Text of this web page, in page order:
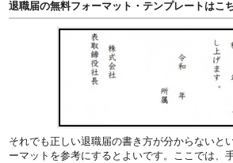
退職届の無料フォーマット・テンプレートはこ
それでも正しい退職届の書き方が分からないと
ーマットを参考にするとよいです。ここでは、